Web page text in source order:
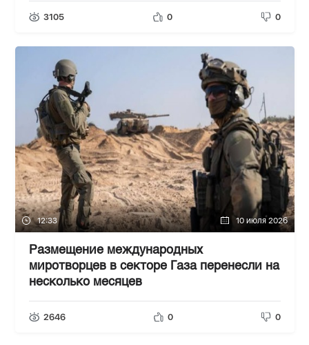
3105 0 0
12:33 10 июля 2026
Размещение международных
миротворцев в секторе Газа перенесли на
несколько месяцев
2646 0 0